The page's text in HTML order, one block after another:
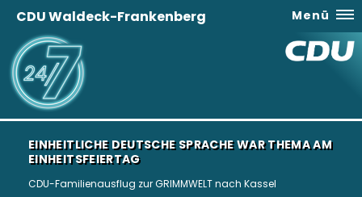
CDU Waldeck-Frankenberg Menü
EINHEITLICHE DEUTSCHE SPRACHE WAR THEMA AM
EINHEITSFEIERTAG
CDU-Familienausflug zur GRIMMWELT nach Kassel